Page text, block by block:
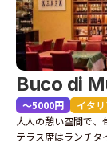
Buco di
〜5000円 イタ
大人の憩い空間で、
テラス席はランチタ